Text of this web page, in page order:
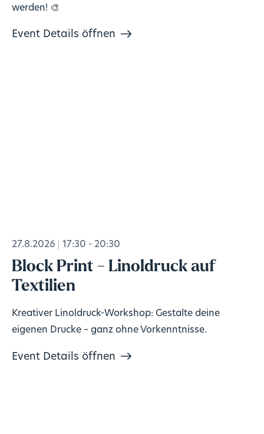
werden! 🎨
Event Details öffnen
27.8.2026 17:30 - 20:30
Block Print - Linoldruck auf
Textilien
Kreativer Linoldruck-Workshop: Gestalte deine
eigenen Drucke – ganz ohne Vorkenntnisse.
Event Details öffnen